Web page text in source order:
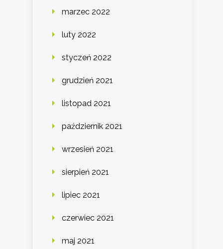
marzec 2022
luty 2022
styczeń 2022
grudzień 2021
listopad 2021
październik 2021
wrzesień 2021
sierpień 2021
lipiec 2021
czerwiec 2021
maj 2021